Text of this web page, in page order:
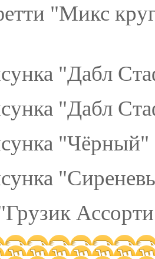
"Микс
"Дабл
"Дабл
"Чёрный"